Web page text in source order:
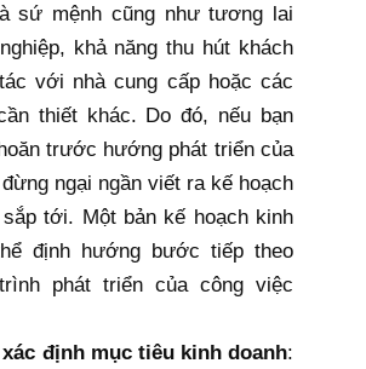
sứ mệnh cũng như tương lai
khả năng thu hút khách
với nhà cung cấp hoặc các
thiết khác. Do đó, nếu bạn
trước hướng phát triển của
ngại ngần viết ra kế hoạch
sắp tới. Một bản kế hoạch kinh
định hướng bước tiếp theo
phát triển của công việc
định mục tiêu kinh doanh: